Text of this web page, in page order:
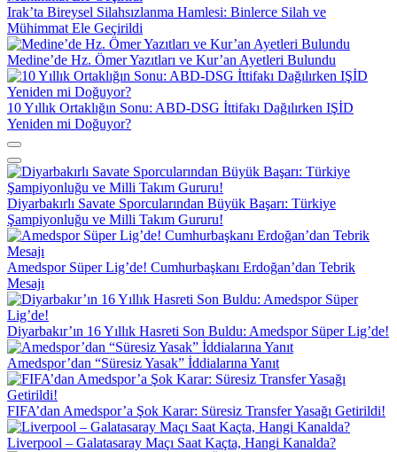
Irak’ta Bireysel Silahsızlanma Hamlesi: Binlerce Silah ve
Mühimmat Ele Geçirildi
Medine’de Hz. Ömer Yazıtları ve Kur’an Ayetleri Bulundu
10 Yıllık Ortaklığın Sonu: ABD-DSG İttifakı Dağılırken IŞİD
Yeniden mi Doğuyor?
Diyarbakırlı Savate Sporcularından Büyük Başarı: Türkiye
Şampiyonluğu ve Milli Takım Gururu!
Amedspor Süper Lig’de! Cumhurbaşkanı Erdoğan’dan Tebrik
Mesajı
Diyarbakır’ın 16 Yıllık Hasreti Son Buldu: Amedspor Süper Lig’de!
Amedspor’dan “Süresiz Yasak” İddialarına Yanıt
FIFA’dan Amedspor’a Şok Karar: Süresiz Transfer Yasağı Getirildi!
Liverpool – Galatasaray Maçı Saat Kaçta, Hangi Kanalda?